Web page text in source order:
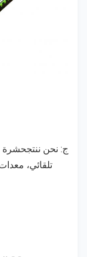
ج: نحن ننتج